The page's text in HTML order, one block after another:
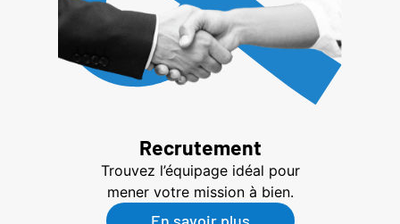
Recrutement
Trouvez l’équipage idéal pour
mener votre mission à bien.